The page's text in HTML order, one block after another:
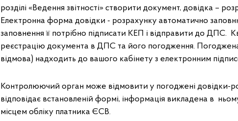
розділі «Ведення звітності» створити документ, довідка –
Електронна форма довідки - розрахунку автоматично
заповнення її потрібно підписати КЕП і відправити до ДПС.
реєстрацію документа в ДПС та його погодження.
відмова) надходить до вашого кабінету з електронним
Контролюючий орган може відмовити у погоджені довідки-
відповідає встановленій формі, інформація викладена в
місцем обліку платника ЄСВ.